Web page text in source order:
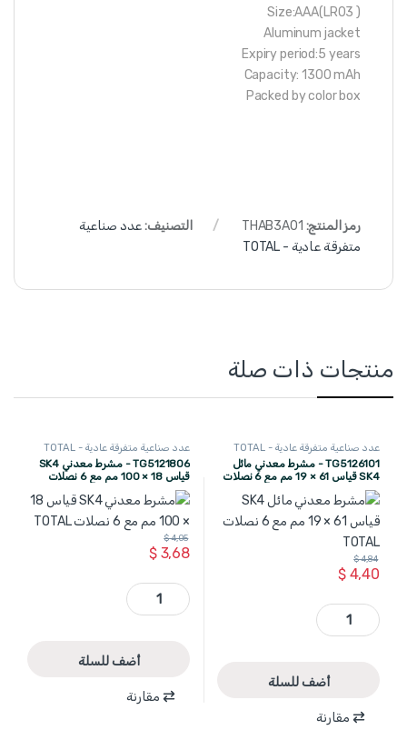
Size:AAA(LR03 )
Aluminum jacket
Expiry period:5 years
Capacity: 1300 mAh
Packed by color box
رمز المنتج: THAB3A01 التصنيف:عدد صناعية
متفرقة عادية - TOTAL
منتجات ذات صلة
عدد صناعية متفرقة عادية - TOTAL
TG5126101 - مشرط معدني مائل
SK4 قياس 61 × 19 مم مع 6 نصلات
TOTAL
$4,40
$4,84
TG5126101 - مشرط معدني مائل SK4 قياس 61 × 19 مم مع 6 نصلات TOTAL quantity
أضف للسلة
مقارنة
عدد صناعية متفرقة عادية - TOTAL
TG5121806 - مشرط معدني SK4
قياس 18 × 100 مم مع 6 نصلات
TOTAL
$3,68
$4,05
TG5121806 - مشرط معدني SK4 قياس 18 × 100 مم مع 6 نصلات TOTAL quantity
أضف للسلة
مقارنة